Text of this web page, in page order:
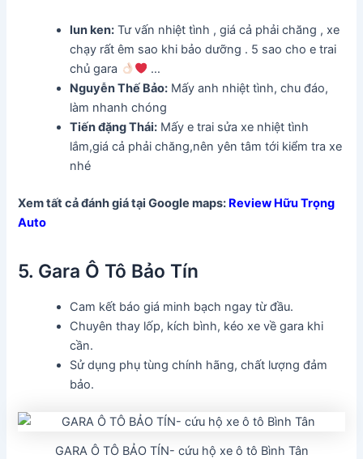
lun ken: Tư vấn nhiệt tình , giá cả phải chăng , xe
chạy rất êm sao khi bảo dưỡng . 5 sao cho e trai
chủ gara
…
Nguyễn Thế Bảo: Mấy anh nhiệt tình, chu đáo,
làm nhanh chóng
Tiến đặng Thái: Mấy e trai sửa xe nhiệt tình
lắm,giá cả phải chăng,nên yên tâm tới kiểm tra xe
nhé
Xem tất cả đánh giá tại Google maps: Review Hữu Trọng
Auto
5. Gara Ô Tô Bảo Tín
Cam kết báo giá minh bạch ngay từ đầu.
Chuyên thay lốp, kích bình, kéo xe về gara khi
cần.
Sử dụng phụ tùng chính hãng, chất lượng đảm
bảo.
GARA Ô TÔ BẢO TÍN- cứu hộ xe ô tô Bình Tân